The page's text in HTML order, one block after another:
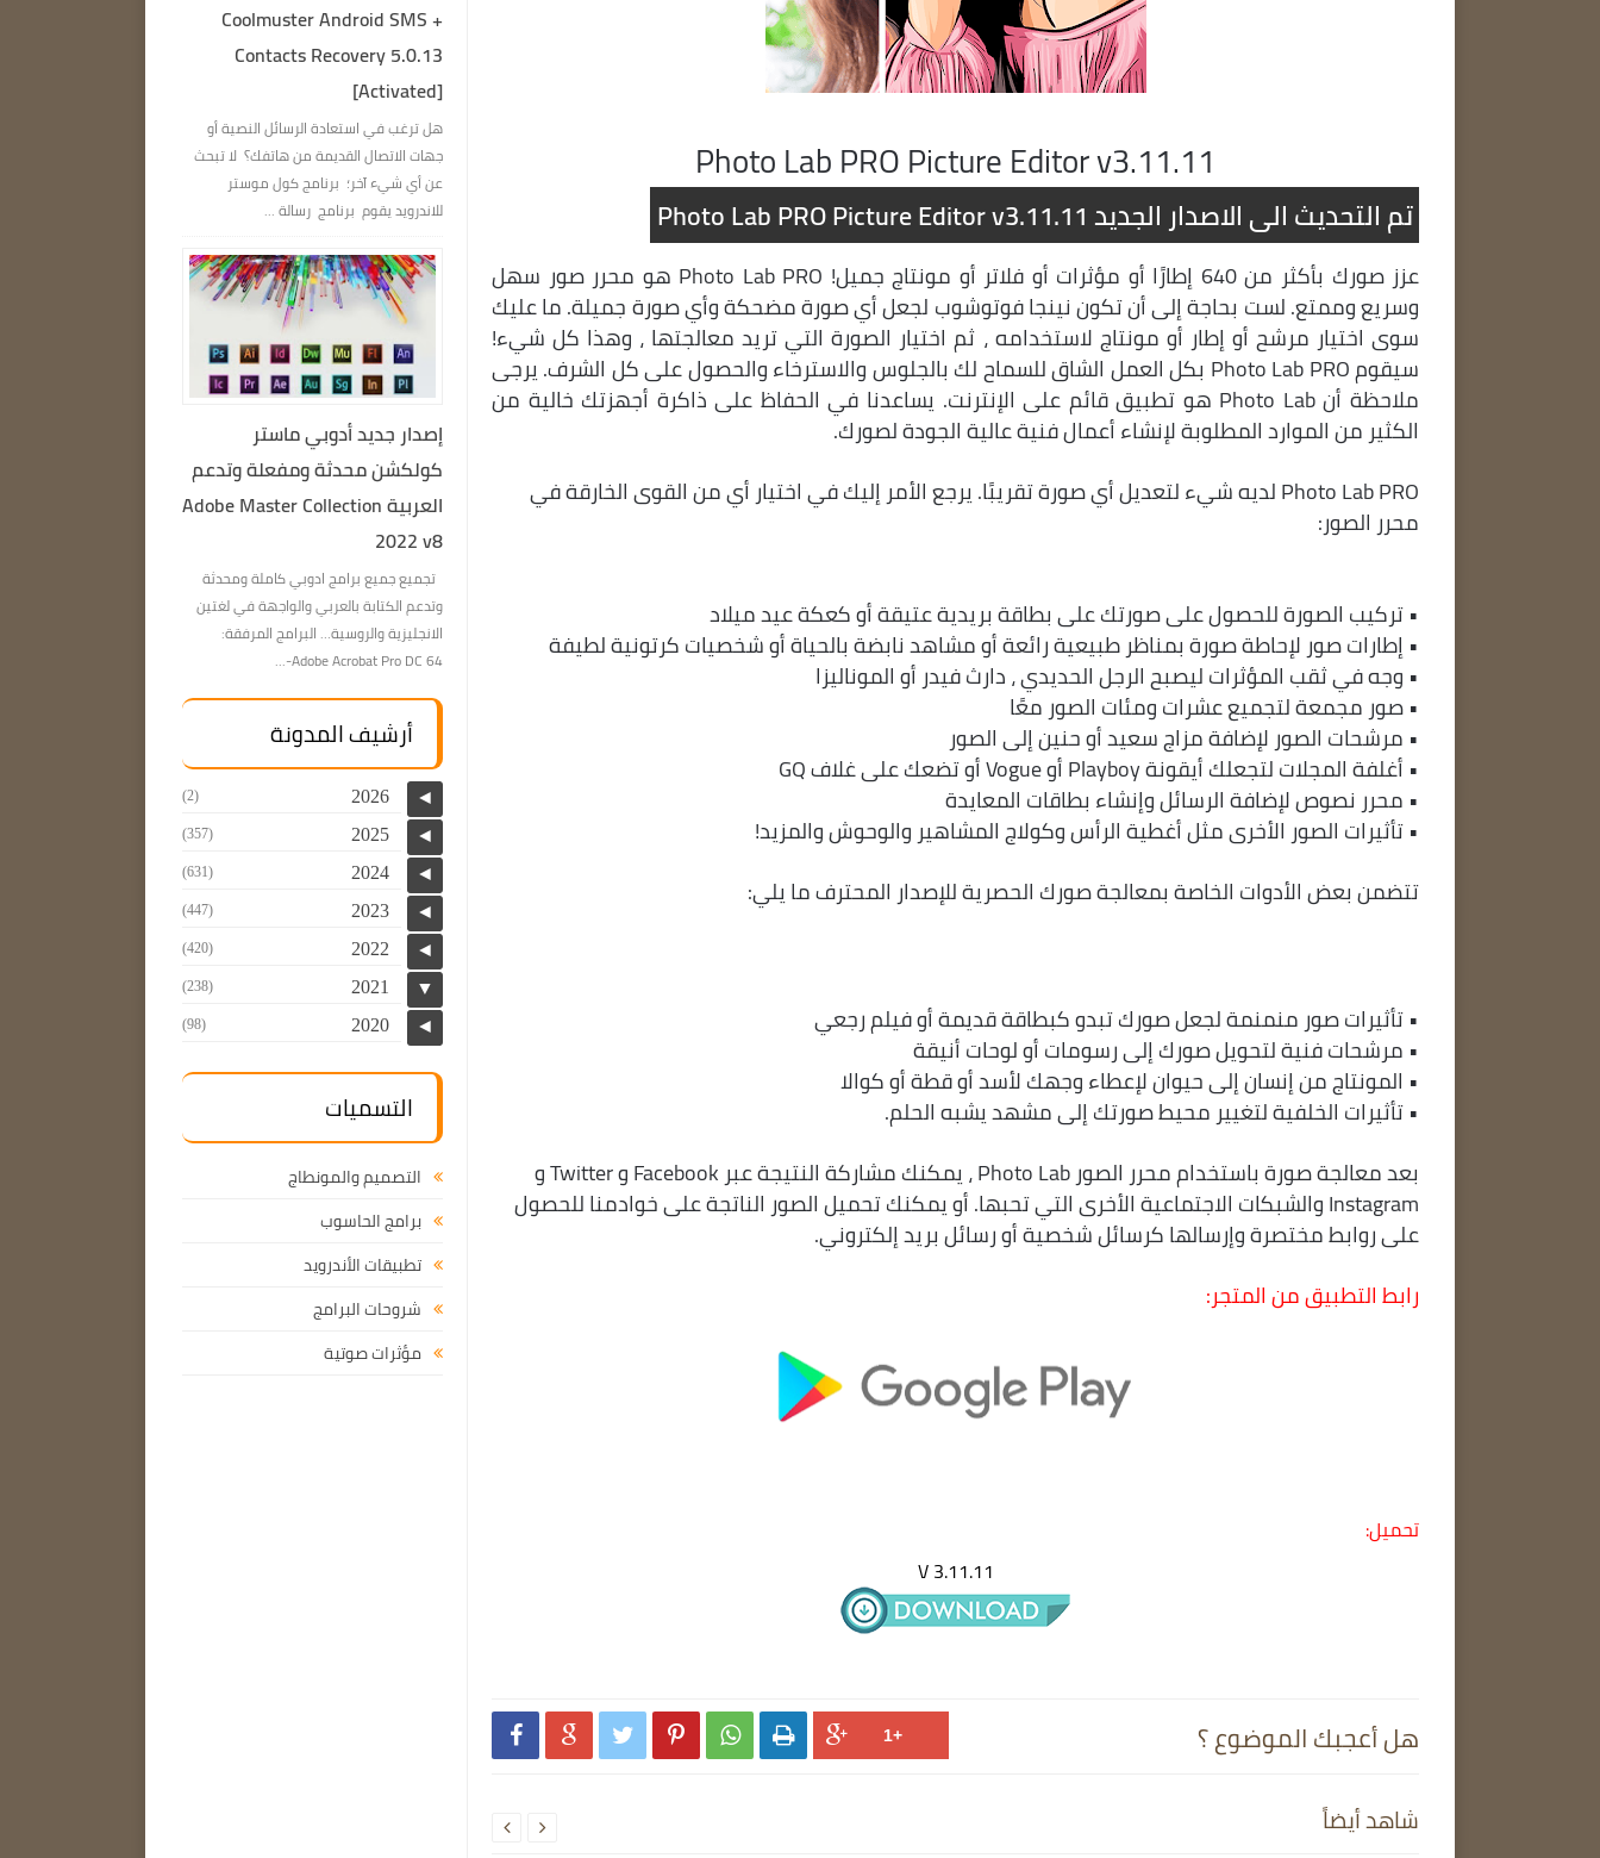
Photo Lab PRO Picture Editor v3.11.11
تم التحديث الى الاصدار الجديد Photo Lab PRO Picture Editor v3.11.11
عزز صورك بأكثر من 640 إطارًا أو مؤثرات أو فلاتر أو مونتاج جميل! Photo Lab PRO هو محرر صور سهل
وسريع وممتع. لست بحاجة إلى أن تكون نينجا فوتوشوب لجعل أي صورة مضحكة وأي صورة جميلة. ما عليك
سوى اختيار مرشح أو إطار أو مونتاج لاستخدامه ، ثم اختيار الصورة التي تريد معالجتها ، وهذا كل شيء!
سيقوم Photo Lab PRO بكل العمل الشاق للسماح لك بالجلوس والاسترخاء والحصول على كل الشرف. يرجى
ملاحظة أن Photo Lab هو تطبيق قائم على الإنترنت. يساعدنا في الحفاظ على ذاكرة أجهزتك خالية من
الكثير من الموارد المطلوبة لإنشاء أعمال فنية عالية الجودة لصورك.
Photo Lab PRO لديه شيء لتعديل أي صورة تقريبًا. يرجع الأمر إليك في اختيار أي من القوى الخارقة في
محرر الصور:
• تركيب الصورة للحصول على صورتك على بطاقة بريدية عتيقة أو كعكة عيد ميلاد
• إطارات صور لإحاطة صورة بمناظر طبيعية رائعة أو مشاهد نابضة بالحياة أو شخصيات كرتونية لطيفة
• وجه في ثقب المؤثرات ليصبح الرجل الحديدي ، دارث فيدر أو الموناليزا
• صور مجمعة لتجميع عشرات ومئات الصور معًا
• مرشحات الصور لإضافة مزاج سعيد أو حنين إلى الصور
• أغلفة المجلات لتجعلك أيقونة Playboy أو Vogue أو تضعك على غلاف GQ
• محرر نصوص لإضافة الرسائل وإنشاء بطاقات المعايدة
• تأثيرات الصور الأخرى مثل أغطية الرأس وكولاج المشاهير والوحوش والمزيد!
تتضمن بعض الأدوات الخاصة بمعالجة صورك الحصرية للإصدار المحترف ما يلي:
• تأثيرات صور منمنمة لجعل صورك تبدو كبطاقة قديمة أو فيلم رجعي
• مرشحات فنية لتحويل صورك إلى رسومات أو لوحات أنيقة
• المونتاج من إنسان إلى حيوان لإعطاء وجهك لأسد أو قطة أو كوالا
• تأثيرات الخلفية لتغيير محيط صورتك إلى مشهد يشبه الحلم.
بعد معالجة صورة باستخدام محرر الصور Photo Lab ، يمكنك مشاركة النتيجة عبر Facebook و Twitter و
Instagram والشبكات الاجتماعية الأخرى التي تحبها. أو يمكنك تحميل الصور الناتجة على خوادمنا للحصول
على روابط مختصرة وإرسالها كرسائل شخصية أو رسائل بريد إلكتروني.
رابط التطبيق من المتجر:
تحميل:
V 3.11.11
هل أعجبك الموضوع ؟      
شاهد أيضاً  
Coolmuster Android SMS +
Contacts Recovery 5.0.13
[Activated]
هل ترغب في استعادة الرسائل النصية أو
جهات الاتصال القديمة من هاتفك؟ لا تبحث
عن أي شيء آخر؛ برنامج كول موستر
للاندرويد يقوم برنامج رسالة ...
إصدار جديد أدوبي ماستر
كولكشن محدثة ومفعلة وتدعم
العربية Adobe Master Collection
2022 v8
تجميع جميع برامج ادوبي كاملة ومحدثة
وتدعم الكتابة بالعربي والواجهة في لغتين
الانجليزية والروسية… البرامج المرفقة:
Adobe Acrobat Pro DC 64-...
أرشيف المدونة
◄
2026
(2)
◄
2025
(357)
◄
2024
(631)
◄
2023
(447)
◄
2022
(420)
▼
2021
(238)
◄
2020
(98)
التسميات
التصميم والمونطاج
برامج الحاسوب
تطبيقات الأندرويد
شروحات البرامج
مؤثرات صوتية